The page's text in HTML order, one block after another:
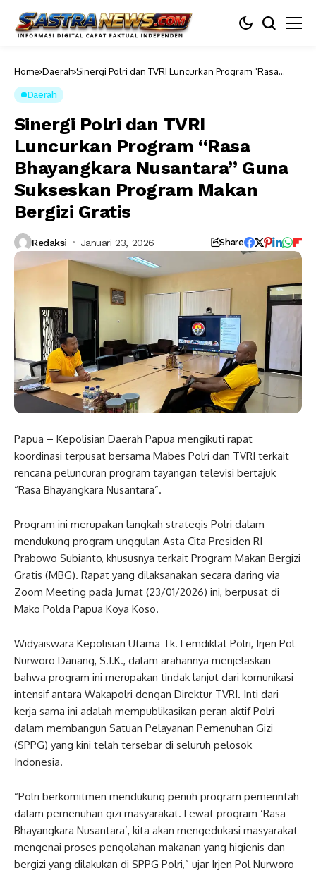
Home Daerah Sinergi Polri dan TVRI Luncurkan Program “Rasa
Daerah
Sinergi Polri dan TVRI
Luncurkan Program “Rasa
Bhayangkara Nusantara” Guna
Sukseskan Program Makan
Bergizi Gratis
Redaksi Januari 23, 2026 Share
Papua – Kepolisian Daerah Papua mengikuti rapat
koordinasi terpusat bersama Mabes Polri dan TVRI terkait
rencana peluncuran program tayangan televisi bertajuk
“Rasa Bhayangkara Nusantara”.
Program ini merupakan langkah strategis Polri dalam
mendukung program unggulan Asta Cita Presiden RI
Prabowo Subianto, khususnya terkait Program Makan Bergizi
Gratis (MBG). Rapat yang dilaksanakan secara daring via
Zoom Meeting pada Jumat (23/01/2026) ini, berpusat di
Mako Polda Papua Koya Koso.
Widyaiswara Kepolisian Utama Tk. Lemdiklat Polri, Irjen Pol
Nurworo Danang, S.I.K., dalam arahannya menjelaskan
bahwa program ini merupakan tindak lanjut dari komunikasi
intensif antara Wakapolri dengan Direktur TVRI. Inti dari
kerja sama ini adalah mempublikasikan peran aktif Polri
dalam membangun Satuan Pelayanan Pemenuhan Gizi
(SPPG) yang kini telah tersebar di seluruh pelosok
Indonesia.
“Polri berkomitmen mendukung penuh program pemerintah
dalam pemenuhan gizi masyarakat. Lewat program ‘Rasa
Bhayangkara Nusantara’, kita akan mengedukasi masyarakat
mengenai proses pengolahan makanan yang higienis dan
bergizi yang dilakukan di SPPG Polri,” ujar Irjen Pol Nurworo